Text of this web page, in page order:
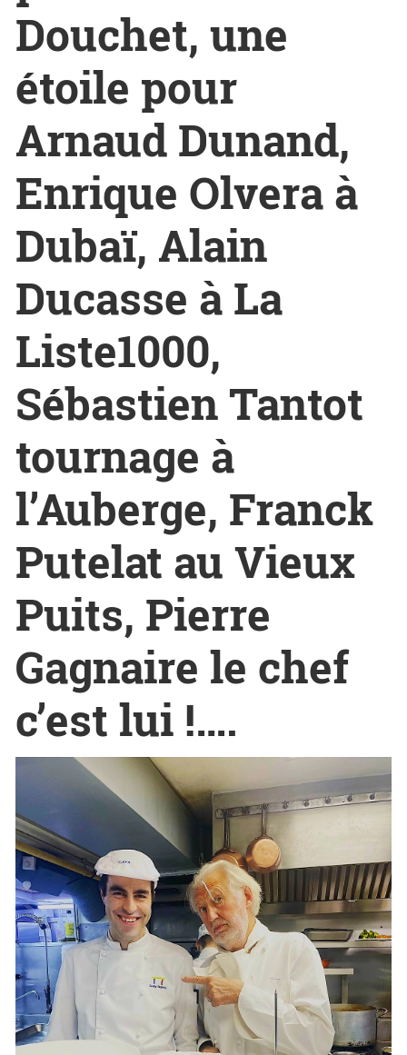
Douchet, une
étoile pour
Arnaud Dunand,
Enrique Olvera à
Dubaï, Alain
Ducasse à La
Liste1000,
Sébastien Tantot
tournage à
l’Auberge, Franck
Putelat au Vieux
Puits, Pierre
Gagnaire le chef
c’est lui !….